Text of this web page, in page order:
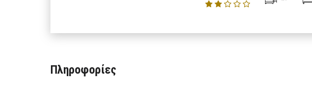
Πληροφορίες